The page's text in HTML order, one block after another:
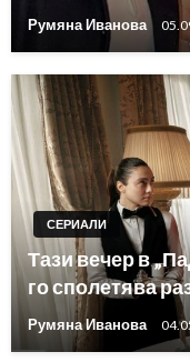
Румяна Иванова
СЕРИАЛИ
Тази вечер в
го сполетява
Румяна Иванова